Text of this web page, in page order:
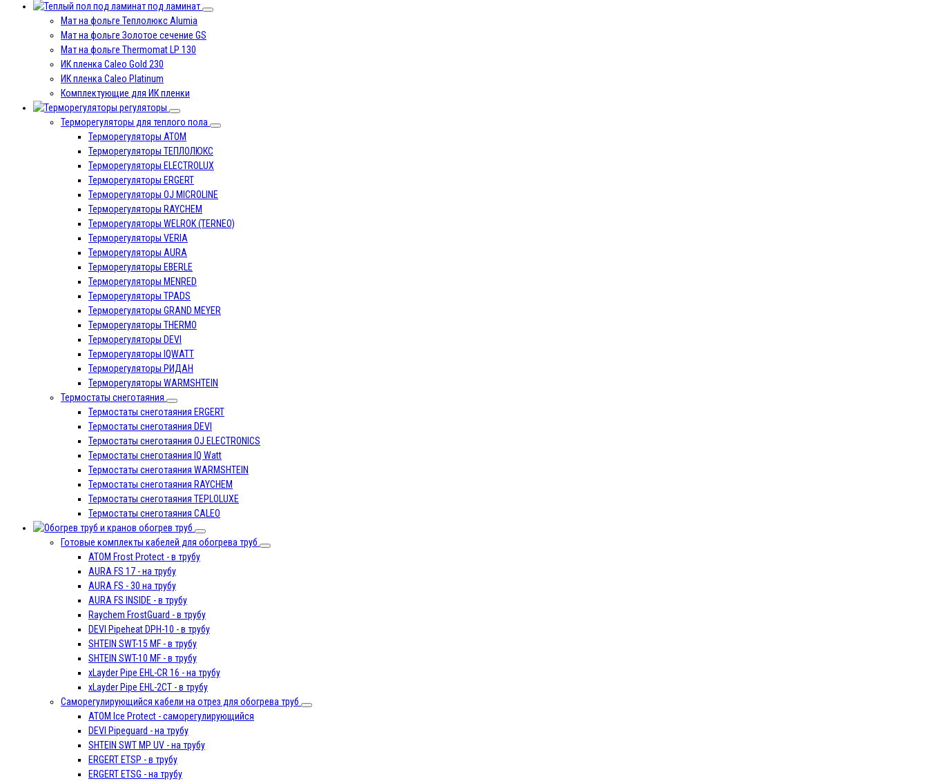
под ламинат
Мат на фольге Теплолюкс Alumia
Мат на фольге Золотое сечение GS
Мат на фольге Thermomat LP 130
ИК пленка Caleo Gold 230
ИК пленка Caleo Platinum
Комплектующие для ИК пленки
регуляторы
Терморегуляторы для теплого пола
Терморегуляторы ATOM
Терморегуляторы ТЕПЛОЛЮКС
Терморегуляторы ELECTROLUX
Терморегуляторы ERGERT
Терморегуляторы OJ MICROLINE
Терморегуляторы RAYCHEM
Терморегуляторы WELROK (TERNEO)
Терморегуляторы VERIA
Терморегуляторы AURA
Терморегуляторы EBERLE
Терморегуляторы MENRED
Терморегуляторы TPADS
Терморегуляторы GRAND MEYER
Терморегуляторы THERMO
Терморегуляторы DEVI
Терморегуляторы IQWATT
Терморегуляторы РИДАН
Терморегуляторы WARMSHTEIN
Термостаты снеготаяния
Термостаты снеготаяния ERGERT
Термостаты снеготаяния DEVI
Термостаты снеготаяния OJ ELECTRONICS
Термостаты снеготаяния IQ Watt
Термостаты снеготаяния WARMSHTEIN
Термостаты снеготаяния RAYCHEM
Термостаты снеготаяния TEPLOLUXE
Термостаты снеготаяния CALEO
обогрев труб
Готовые комплекты кабелей для обогрева труб
ATOM Frost Protect - в трубу
AURA FS 17 - на трубу
AURA FS - 30 на трубу
AURA FS INSIDE - в трубу
Raychem FrostGuard - в трубу
DEVI Pipeheat DPH-10 - в трубу
SHTEIN SWT-15 MF - в трубу
SHTEIN SWT-10 MF - в трубу
xLayder Pipe EHL-CR 16 - на трубу
xLayder Pipe EHL-2CT - в трубу
Саморегулирующийся кабели на отрез для обогрева труб
ATOM Ice Protect - саморегулирующийся
DEVI Pipeguard - на трубу
SHTEIN SWT MP UV - на трубу
ERGERT ETSP - в трубу
ERGERT ETSG - на трубу